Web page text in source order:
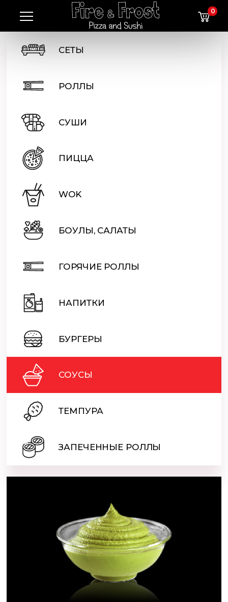
0
СЕТЫ
РОЛЛЫ
СУШИ
ПИЦЦА
WOK
БОУЛЫ, САЛАТЫ
ГОРЯЧИЕ РОЛЛЫ
НАПИТКИ
БУРГЕРЫ
СОУСЫ
ТЕМПУРА
ЗАПЕЧЕННЫЕ РОЛЛЫ